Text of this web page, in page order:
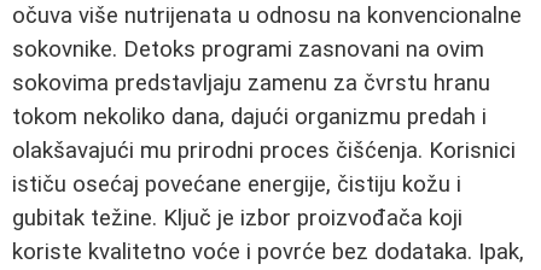
očuva više nutrijenata u odnosu na konvencionalne
sokovnike. Detoks programi zasnovani na ovim
sokovima predstavljaju zamenu za čvrstu hranu
tokom nekoliko dana, dajući organizmu predah i
olakšavajući mu prirodni proces čišćenja. Korisnici
ističu osećaj povećane energije, čistiju kožu i
gubitak težine. Ključ je izbor proizvođača koji
koriste kvalitetno voće i povrće bez dodataka. Ipak,